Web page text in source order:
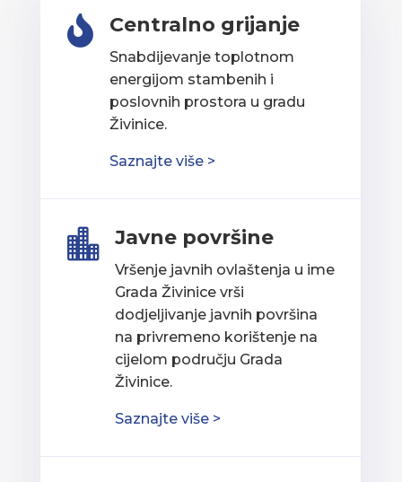
 Centralno grijanje
Snabdijevanje toplotnom
energijom stambenih i
poslovnih prostora u gradu
Živinice.
Saznajte više >
 Javne površine
Vršenje javnih ovlaštenja u ime
Grada Živinice vrši
dodjeljivanje javnih površina
na privremeno korištenje na
cijelom području Grada
Živinice.
Saznajte više >